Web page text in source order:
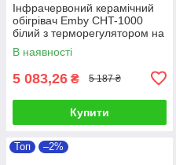
Інфрачервоний керамічний
обігрівач Emby CHT-1000
білий з терморегулятором на
20 кв. м
В наявності
5 083,26 ₴ 5 187 ₴
Купити
Топ –2%